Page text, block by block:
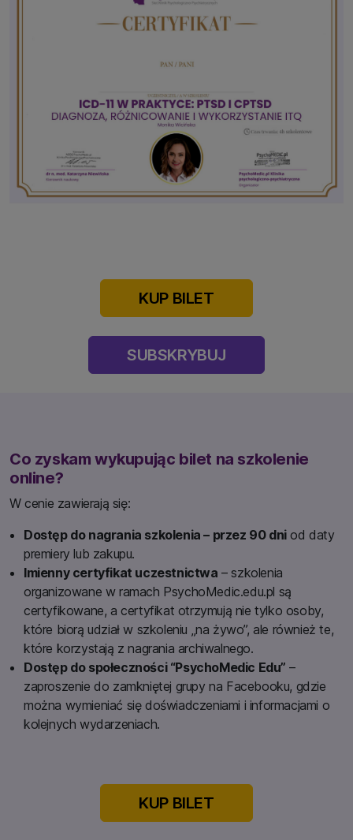
KUP BILET
SUBSKRYBUJ
Co zyskam wykupując bilet na szkolenie
online?
W cenie zawierają się:
Dostęp do nagrania szkolenia – przez 90 dniod daty
premiery lub zakupu.
Imienny certyfikat uczestnictwa – szkolenia
organizowane w ramach PsychoMedic.edu.pl są
certyfikowane, a certyfikat otrzymują nie tylko osoby,
które biorą udział w szkoleniu „na żywo”, ale również te,
które korzystają z nagrania archiwalnego.
Dostęp do społeczności “PsychoMedic Edu” –
zaproszenie do zamkniętej grupy na Facebooku, gdzie
można wymieniać się doświadczeniami i informacjami o
kolejnych wydarzeniach.
KUP BILET